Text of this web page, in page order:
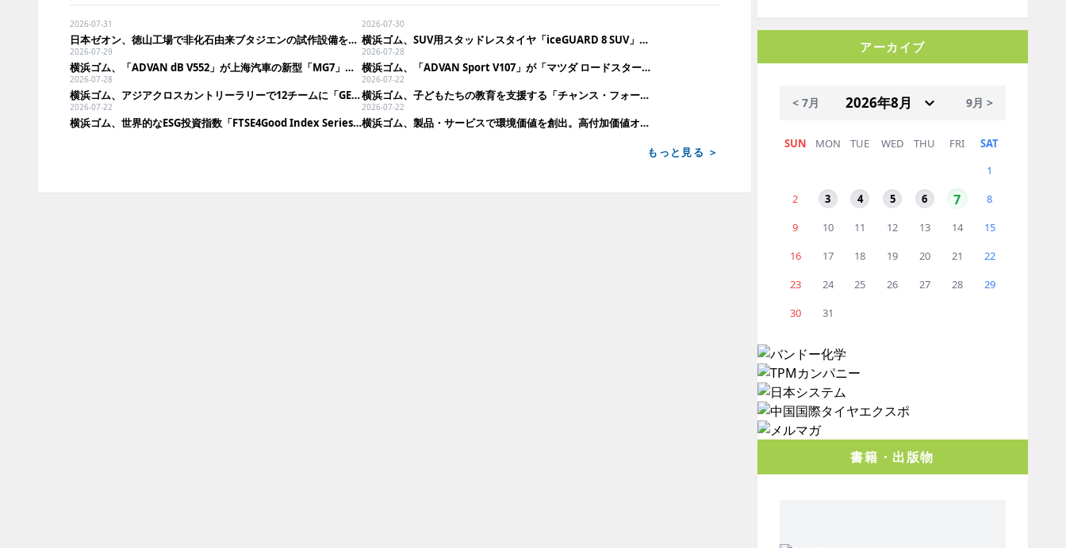
2026-07-31
日本ゼオン、徳山工場で非化石由来ブタジエンの試作設備を竣工
2026-07-30
横浜ゴム、SUV用スタッドレスタイヤ「iceGUARD 8 SUV」を新発売
2026-07-29
横浜ゴム、「ADVAN dB V552」が上海汽車の新型「MG7」に新車装着
2026-07-28
横浜ゴム、「ADVAN Sport V107」が「マツダ ロードスター」に新車装着
2026-07-28
横浜ゴム、アジアクロスカントリーラリーで12チームに「GEOLANDAR」を供給
2026-07-22
横浜ゴム、子どもたちの教育を支援する「チャンス・フォー・チルドレン」を継続支援
2026-07-22
横浜ゴム、世界的なESG投資指数「FTSE4Good Index Series」に22年連続で選定
2026-07-22
横浜ゴム、製品・サービスで環境価値を創出。高付加価値オフハイウェイタイヤを拡充
もっと見る ＞
アーカイブ
< 7月 9月 >
SUN MON TUE WED THU FRI
SAT
1
2
3 4 5 6 7
8
9
10 11 12 13 14
15
16
17 18 19 20 21
22
23
24 25 26 27 28
29
30
31
書籍・出版物